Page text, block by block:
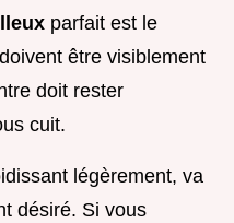
parfait est le
être visiblement
doit rester
cuit.
légèrement, va
désiré. Si vous